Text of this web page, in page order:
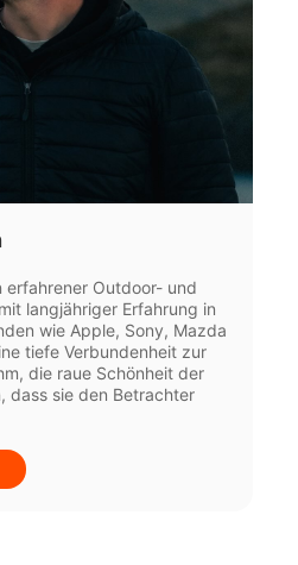
erfahrener Outdoor- und
langjähriger Erfahrung in
wie Apple, Sony, Mazda
tiefe Verbundenheit zur
die raue Schönheit der
dass sie den Betrachter